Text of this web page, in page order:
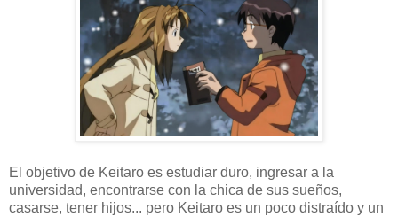
El objetivo de Keitaro es estudiar duro, ingresar a la
universidad, encontrarse con la chica de sus sueños,
casarse, tener hijos... pero Keitaro es un poco distraído y un